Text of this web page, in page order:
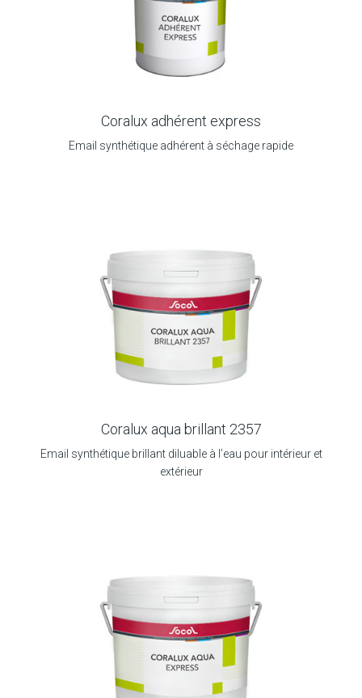
Coralux adhérent express
Email synthétique adhérent à séchage rapide
Coralux aqua brillant 2357
Email synthétique brillant diluable à l’eau pour intérieur et
extérieur